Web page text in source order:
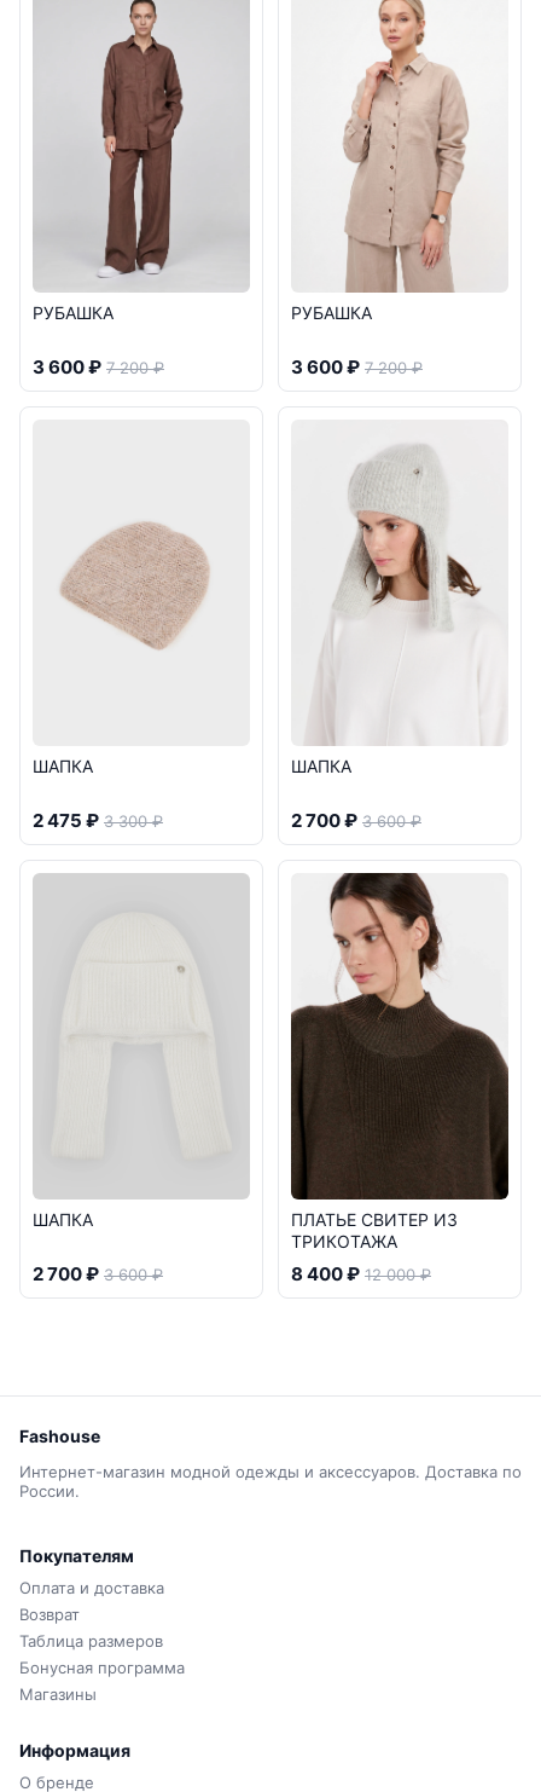
РУБАШКА
3 600 ₽ 7 200 ₽
РУБАШКА
3 600 ₽ 7 200 ₽
ШАПКА
2 475 ₽ 3 300 ₽
ШАПКА
2 700 ₽ 3 600 ₽
ШАПКА
2 700 ₽ 3 600 ₽
ПЛАТЬЕ СВИТЕР ИЗ
ТРИКОТАЖА
8 400 ₽ 12 000 ₽
Fashouse
Интернет-магазин модной одежды и аксессуаров. Доставка по
России.
Покупателям
Оплата и доставка
Возврат
Таблица размеров
Бонусная программа
Магазины
Информация
О бренде